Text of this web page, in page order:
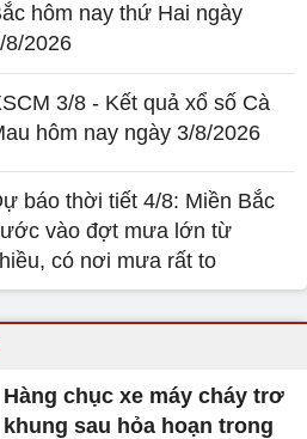
hôm nay thứ Hai ngày
8/2026
3/8 - Kết quả xổ số Cà
hôm nay ngày 3/8/2026
báo thời tiết 4/8: Miền Bắc
vào đợt mưa lớn từ
có nơi mưa rất to
Hàng chục xe máy cháy trơ
khung sau hỏa hoạn trong